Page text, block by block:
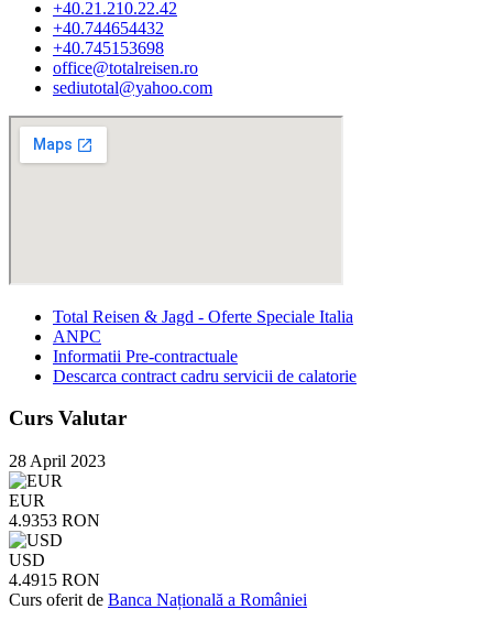
+40.21.210.22.42
+40.744654432
+40.745153698
office@totalreisen.ro
sediutotal@yahoo.com
Total Reisen & Jagd - Oferte Speciale Italia
ANPC
Informatii Pre-contractuale
Descarca contract cadru servicii de calatorie
Curs Valutar
28 April 2023
EUR
4.9353 RON
USD
4.4915 RON
Curs oferit de Banca Națională a României